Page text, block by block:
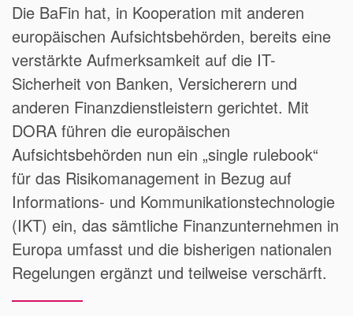
Die BaFin hat, in Kooperation mit anderen
europäischen Aufsichtsbehörden, bereits eine
verstärkte Aufmerksamkeit auf die IT-
Sicherheit von Banken, Versicherern und
anderen Finanzdienstleistern gerichtet. Mit
DORA führen die europäischen
Aufsichtsbehörden nun ein „single rulebook“
für das Risikomanagement in Bezug auf
Informations- und Kommunikationstechnologie
(IKT) ein, das sämtliche Finanzunternehmen in
Europa umfasst und die bisherigen nationalen
Regelungen ergänzt und teilweise verschärft.